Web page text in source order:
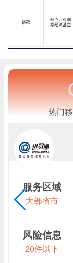
热门
成立年限
20年以上
项目能力
B级